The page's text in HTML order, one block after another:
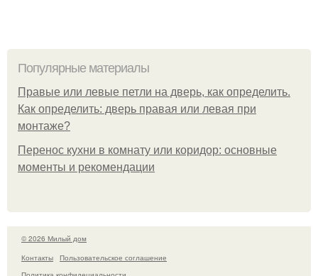
Популярные материалы
Правые или левые петли на дверь, как определить.
Как определить: дверь правая или левая при
монтаже?
Перенос кухни в комнату или коридор: основные
моменты и рекомендации
© 2026 Милый дом
Контакты
Пользовательское соглашение